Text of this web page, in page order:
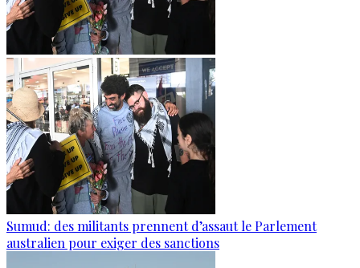
Sumud: des militants prennent d’assaut le Parlement
australien pour exiger des sanctions